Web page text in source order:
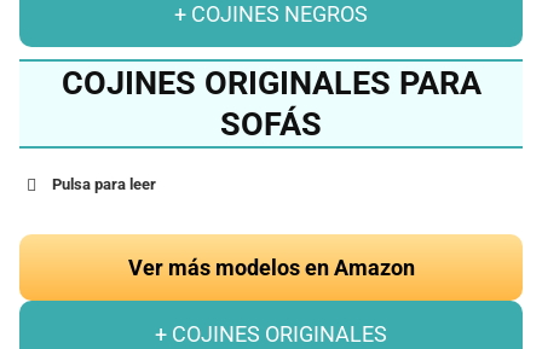
+ COJINES NEGROS
COJINES ORIGINALES PARA
SOFÁS
Pulsa para leer
Ver más modelos en Amazon
+ COJINES ORIGINALES